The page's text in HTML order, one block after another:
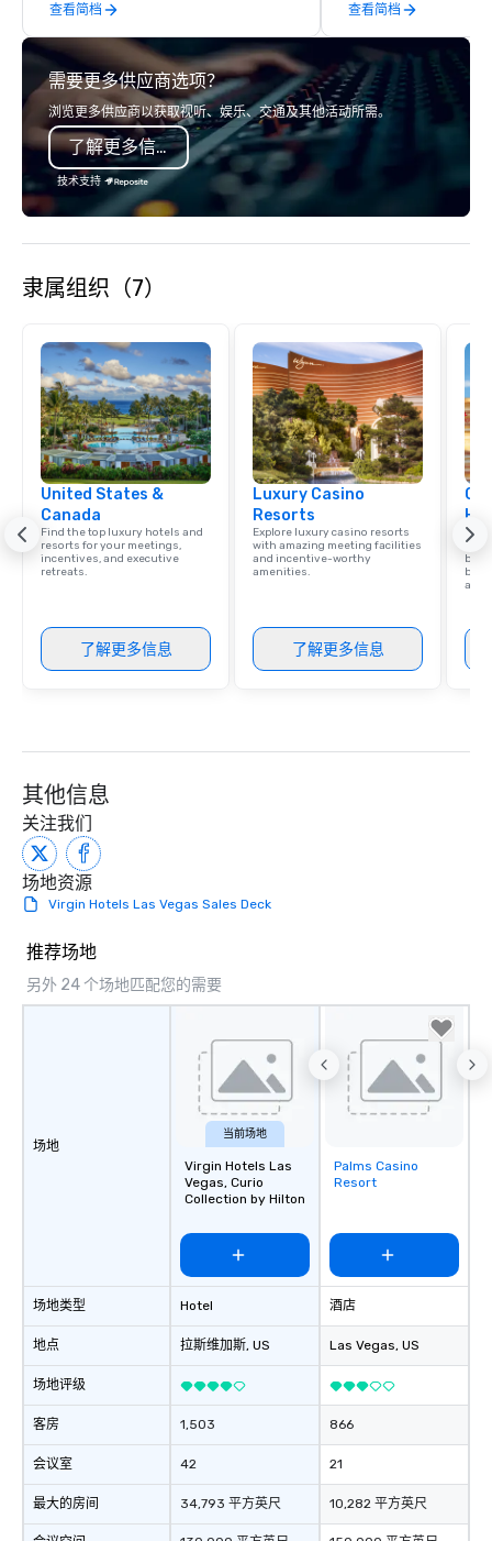
查看简档
about. From
our iconic Sprinkle
crafted to inspire
joy, and encourage
interaction. Your
playful tasting
you’re planning a
client appreciation
unforgettable.
查看简档
需要更多供应商选项？
浏览更多供应商以获取视听、娱乐、交通及其他活动所需。
了解更多信息
技术支持
隶属组织（7）
United States &
Canada
Find the top luxury hotels and
resorts for your meetings,
incentives, and executive
retreats.
了解更多信息
Luxury Casino
Resorts
Explore luxury casino resorts
with amazing meeting facilities
and incentive-worthy
amenities.
了解更多信息
by
and
其他信息
关注我们
场地资源
Virgin Hotels Las Vegas Sales Deck
推荐场地
另外 24 个场地匹配您的需要
场地
场地类型
地点
场地评级
客房
会议室
最大的房间
当前场地
Virgin Hotels Las
Vegas, Curio
Collection by Hilton
Hotel
拉斯维加斯, US
1,503
42
34,793 平方英尺
Removed from
favorites
Palms Casino
Resort
酒店
Las Vegas, US
866
21
10,282 平方英尺